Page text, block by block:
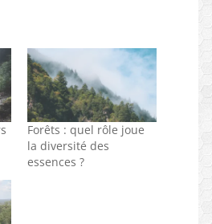
Forêts : quel rôle joue
la diversité des
essences ?